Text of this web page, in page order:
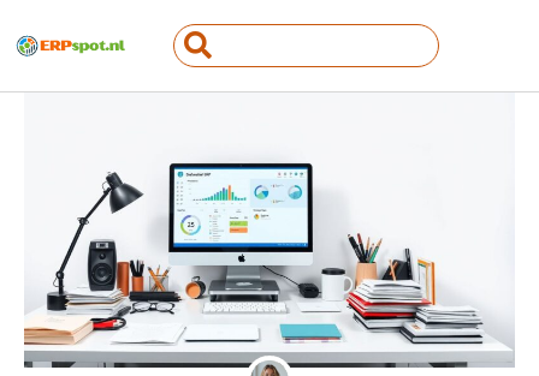
naar
inhoud
Search
...